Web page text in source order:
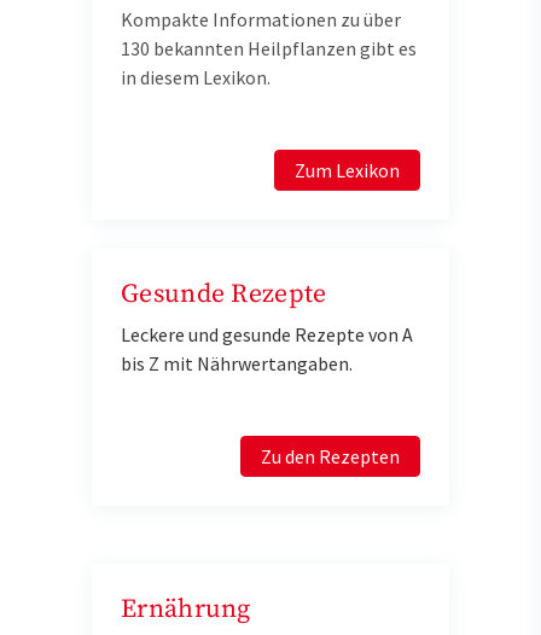
Kompakte Informationen zu über
130 bekannten Heilpflanzen gibt es
in diesem Lexikon.
Zum Lexikon
Gesunde Rezepte
Leckere und gesunde Rezepte von A
bis Z mit Nährwertangaben.
Zu den Rezepten
Ernährung